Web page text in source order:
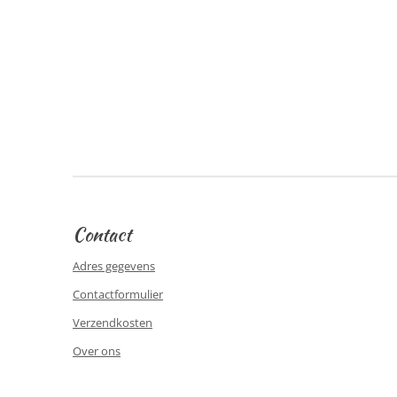
Contact
Adres gegevens
Contactformulier
Verzendkosten
Over ons